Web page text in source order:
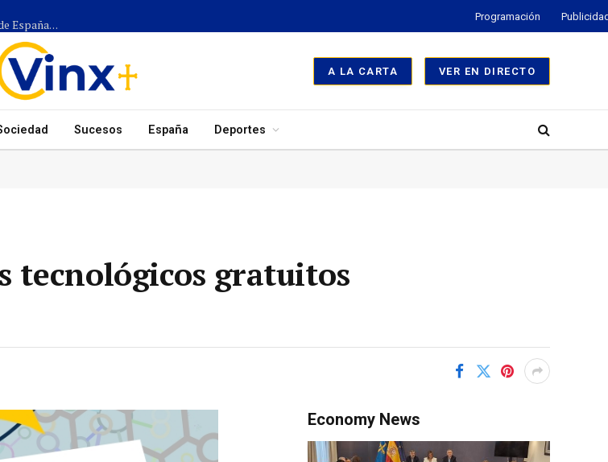
Más de 1.300 efectivos participarán en el dispositivo coordinado entre el Gobierno de España, el Principado de Asturias y los ayuntamientos para el eclipse del 12 de agosto
Programación
A LA CARTA VER EN DIRECTO
Sucesos España Deportes
tecnológicos gratuitos
Economy News